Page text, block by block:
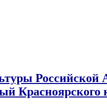
Красноярского